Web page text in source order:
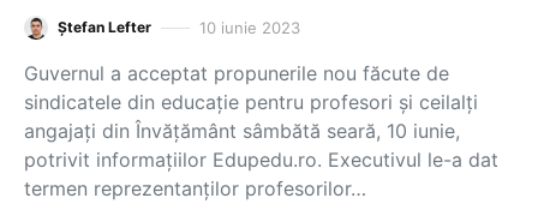
Ștefan Lefter 10 iunie 2023
Guvernul a acceptat propunerile nou făcute de
sindicatele din educație pentru profesori și ceilalți
angajați din Învățământ sâmbătă seară, 10 iunie,
potrivit informațiilor Edupedu.ro. Executivul le-a dat
termen reprezentanților profesorilor…